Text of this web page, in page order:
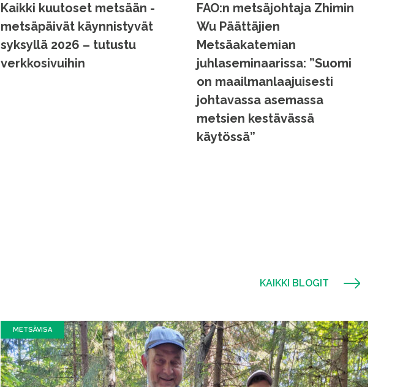
Kaikki kuutoset metsään -
metsäpäivät käynnistyvät
syksyllä 2026 – tutustu
verkkosivuihin
FAO:n metsäjohtaja Zhimin
Wu Päättäjien
Metsäakatemian
juhlaseminaarissa: ”Suomi
on maailmanlaajuisesti
johtavassa asemassa
metsien kestävässä
käytössä”
METSÄVISA
KAIKKI BLOGIT